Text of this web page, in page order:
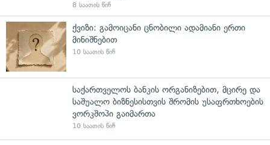
8 საათის წინ
ქვიზი: გამოიცანი ცნობილი ადამიანი ერთი
მინიშნებით
10 საათის წინ
საქართველოს ბანკის ორგანიზებით, მცირე და
საშუალო ბიზნესისთვის შრომის უსაფრთხოების
ვორკშოპი გაიმართა
10 საათის წინ